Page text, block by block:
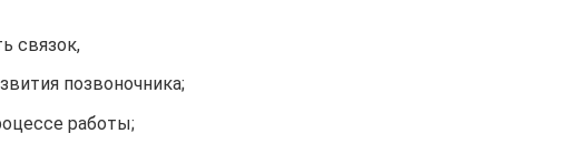
связок,
позвоночника;
работы;